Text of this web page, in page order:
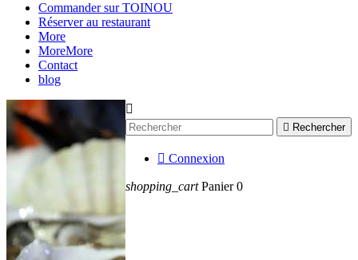
Commander sur TOINOU
Réserver au restaurant
More
MoreMore
Contact
blog

 Rechercher
 Connexion
shopping_cart Panier 0